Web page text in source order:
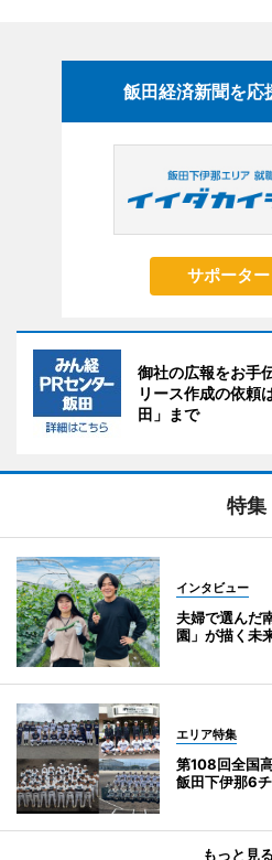
飯田経済新聞を応
サポータ
御社の広報をお手
リース作成の依頼
田」まで
特集
インタビュー
夫婦で選んだ
園」が描く未
エリア特集
第108回全国
飯田下伊那6
もっと見る